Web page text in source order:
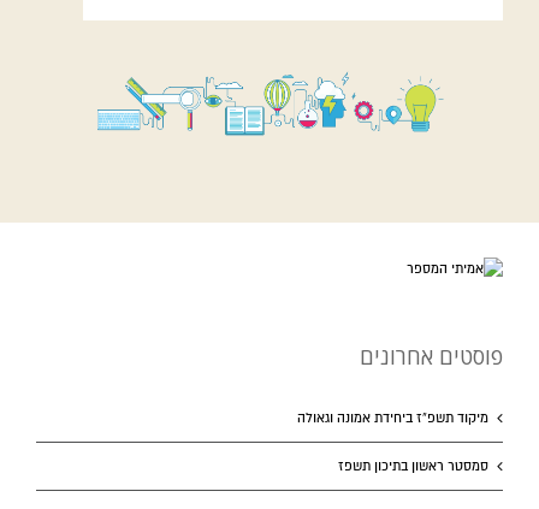
פוסטים אחרונים
מיקוד תשפ”ז ביחידת אמונה וגאולה
סמסטר ראשון בתיכון תשפז